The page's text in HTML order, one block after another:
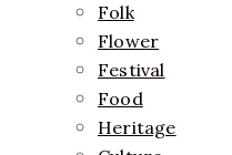
Folk
Flower
Festival
Food
Heritage